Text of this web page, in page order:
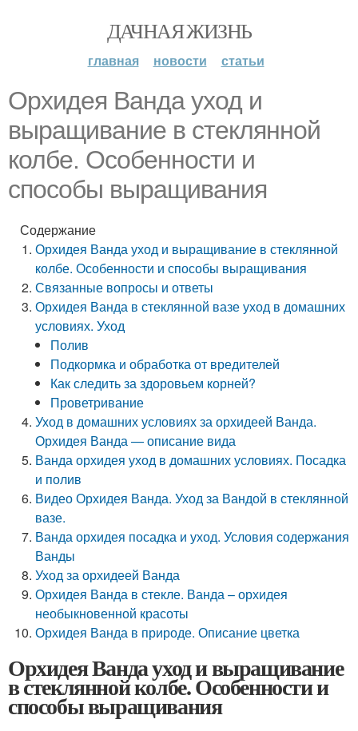
ДАЧНАЯ ЖИЗНЬ
главная новости статьи
Орхидея Ванда уход и
выращивание в стеклянной
колбе. Особенности и
способы выращивания
Содержание
Орхидея Ванда уход и выращивание в стеклянной
колбе. Особенности и способы выращивания
Связанные вопросы и ответы
Орхидея Ванда в стеклянной вазе уход в домашних
условиях. Уход
Полив
Подкормка и обработка от вредителей
Как следить за здоровьем корней?
Проветривание
Уход в домашних условиях за орхидеей Ванда.
Орхидея Ванда — описание вида
Ванда орхидея уход в домашних условиях. Посадка
и полив
Видео Орхидея Ванда. Уход за Вандой в стеклянной
вазе.
Ванда орхидея посадка и уход. Условия содержания
Ванды
Уход за орхидеей Ванда
Орхидея Ванда в стекле. Ванда – орхидея
необыкновенной красоты
Орхидея Ванда в природе. Описание цветка
Орхидея Ванда уход и выращивание
в стеклянной колбе. Особенности и
способы выращивания